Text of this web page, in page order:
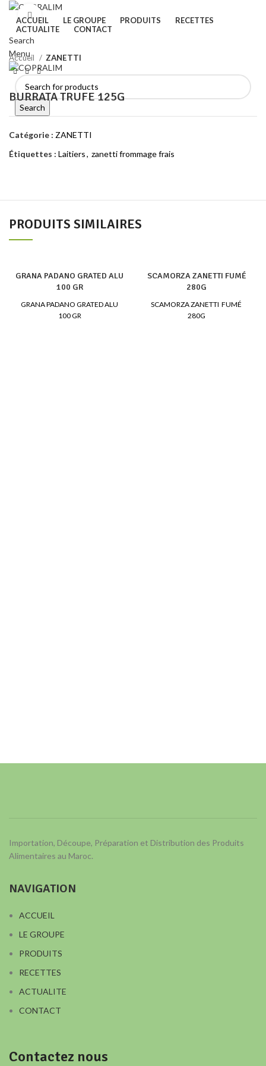
ACCUEIL LE GROUPE PRODUITS
RECETTES
ACTUALITE
CONTACT
Search
Menu
Search
Click to enlarge
Accueil ZANETTI
BURRATA TRUFE 125G
Catégorie : ZANETTI
Étiquettes : Laitiers, zanetti frommage frais
PRODUITS SIMILAIRES
GRANA PADANO GRATED ALU
100 GR
GRANA PADANO GRATED ALU
100 GR
SCAMORZA ZANETTI FUMÉ
280G
SCAMORZA ZANETTI FUMÉ
280G
Importation, Découpe, Préparation et Distribution des Produits
Alimentaires au Maroc.
NAVIGATION
ACCUEIL
LE GROUPE
PRODUITS
RECETTES
ACTUALITE
CONTACT
Contactez nous